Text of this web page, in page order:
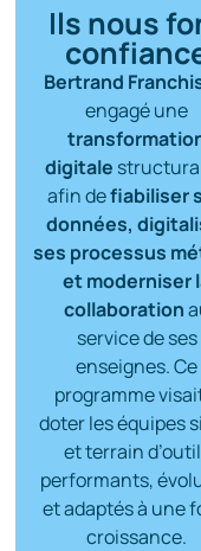
Ils nous
Bertrand
engagé une
digitale
afin defiabiliser
données,
ses processus
et moderniser
collaboration
service de ses
enseignes. Ce
programme
doter les équipes
et terrain
performants,
et adaptés à une
croissance.